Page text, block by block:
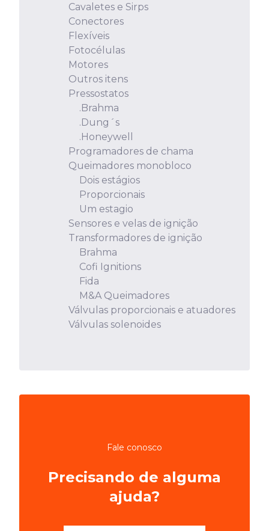
Cavaletes e Sirps
Conectores
Flexíveis
Fotocélulas
Motores
Outros itens
Pressostatos
.Brahma
.Dung´s
.Honeywell
Programadores de chama
Queimadores monobloco
Dois estágios
Proporcionais
Um estagio
Sensores e velas de ignição
Transformadores de ignição
Brahma
Cofi Ignitions
Fida
M&A Queimadores
Válvulas proporcionais e atuadores
Válvulas solenoides
Fale conosco
Precisando de alguma
ajuda?